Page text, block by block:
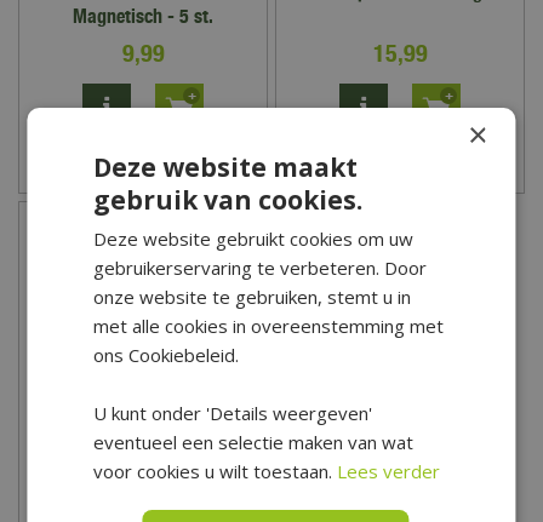
Magnetisch - 5 st.
9,99
Zet op verlanglijst
15,99
Glida Spoor Uitbreiding 1
×
Deze website maakt
gebruik van cookies.
Deze website gebruikt cookies om uw
gebruikerservaring te verbeteren. Door
onze website te gebruiken, stemt u in
met alle cookies in overeenstemming met
ons Cookiebeleid.
U kunt onder 'Details weergeven'
eventueel een selectie maken van wat
voor cookies u wilt toestaan. Lees verder